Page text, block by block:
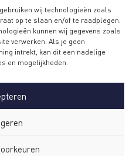
wij technologieën zoals
op te slaan en/of te raadplegen.
kunnen wij gegevens zoals
verwerken. Als je geen
intrekt, kan dit een nadelige
en mogelijkheden.